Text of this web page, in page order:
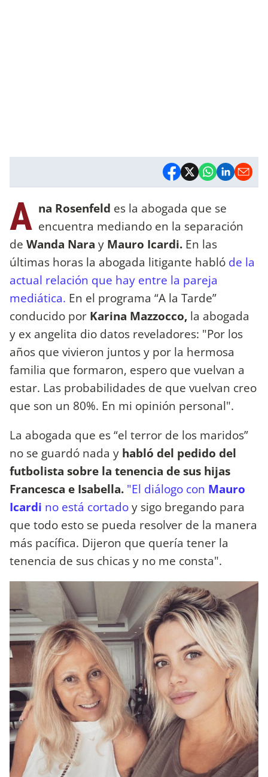
A na Rosenfeld es la abogada que se
encuentra mediando en la separación
de Wanda Nara y Mauro Icardi. En las
últimas horas la abogada litigante habló de la
actual relación que hay entre la pareja
mediática. En el programa “A la Tarde”
conducido por Karina Mazzocco, la abogada
y ex angelita dio datos reveladores: "Por los
años que vivieron juntos y por la hermosa
familia que formaron, espero que vuelvan a
estar. Las probabilidades de que vuelvan creo
que son un 80%. En mi opinión personal".
La abogada que es “el terror de los maridos”
no se guardó nada y habló del pedido del
futbolista sobre la tenencia de sus hijas
Francesca e Isabella. "El diálogo con Mauro
Icardi no está cortadoy sigo bregando para
que todo esto se pueda resolver de la manera
más pacífica. Dijeron que quería tener la
tenencia de sus chicas y no me consta".